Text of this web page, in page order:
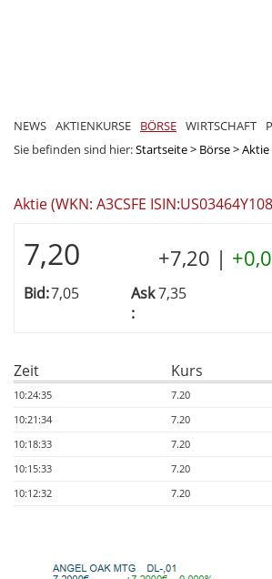
NEWS AKTIENKURSE BÖRSE WIRTSCHAFT
Sie befinden sind hier:Startseite> Börse>Aktie
Aktie (WKN: A3CSFE
7,20 +7,20 |
Bid:7,05
Ask
:
7,35
Zeit Kurs
10:24:35
7.20
10:21:34
7.20
10:18:33
7.20
10:15:33
7.20
10:12:32
7.20